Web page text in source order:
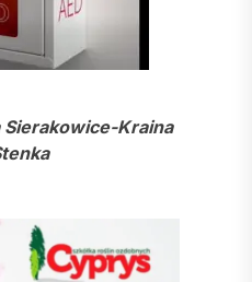
Sierakowice-Kraina